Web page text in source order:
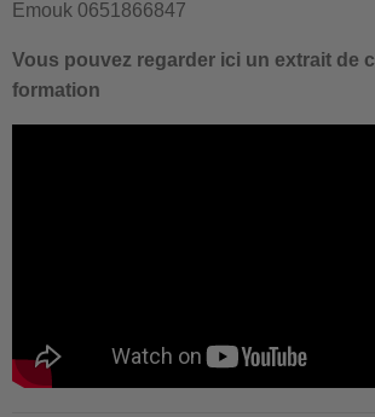
Emouk 0651866847
Vous pouvez regarder ici un extrait de
formation